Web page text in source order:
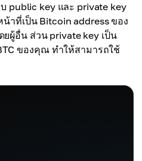
public key และ private key
าที่เป็น Bitcoin address ของ
ผู้อื่น ส่วน private key เป็น
ของคุณ ทำให้สามารถใช้